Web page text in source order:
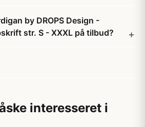
by DROPS Design -
str. S - XXXL på tilbud?
interesseret i